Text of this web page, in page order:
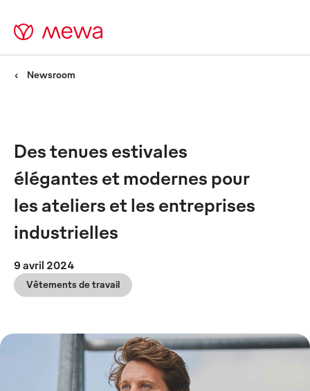
Newsroom
Des tenues estivales
élégantes et modernes pour
les ateliers et les entreprises
industrielles
9 avril 2024
Vêtements de travail